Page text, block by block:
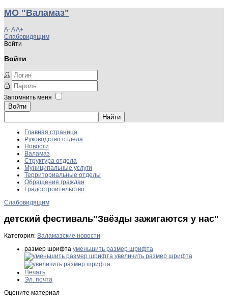
МО "Валамаз"
A-AA+
Слабовидящим
Войти
Войти
Запомнить меня
Войти
Главная страница
Руководство отдела
Новости
Валамаз
Структура отдела
Муниципальные услуги
Территориальные отделы
Обращения граждан
Градостроительство
Слабовидящим
детский фестиваль"Звёзды зажигаются у нас"
Категория: Валамазские новости
размер шрифта уменьшить размер шрифта
увеличить размер шрифта
Печать
Эл. почта
Оцените материал